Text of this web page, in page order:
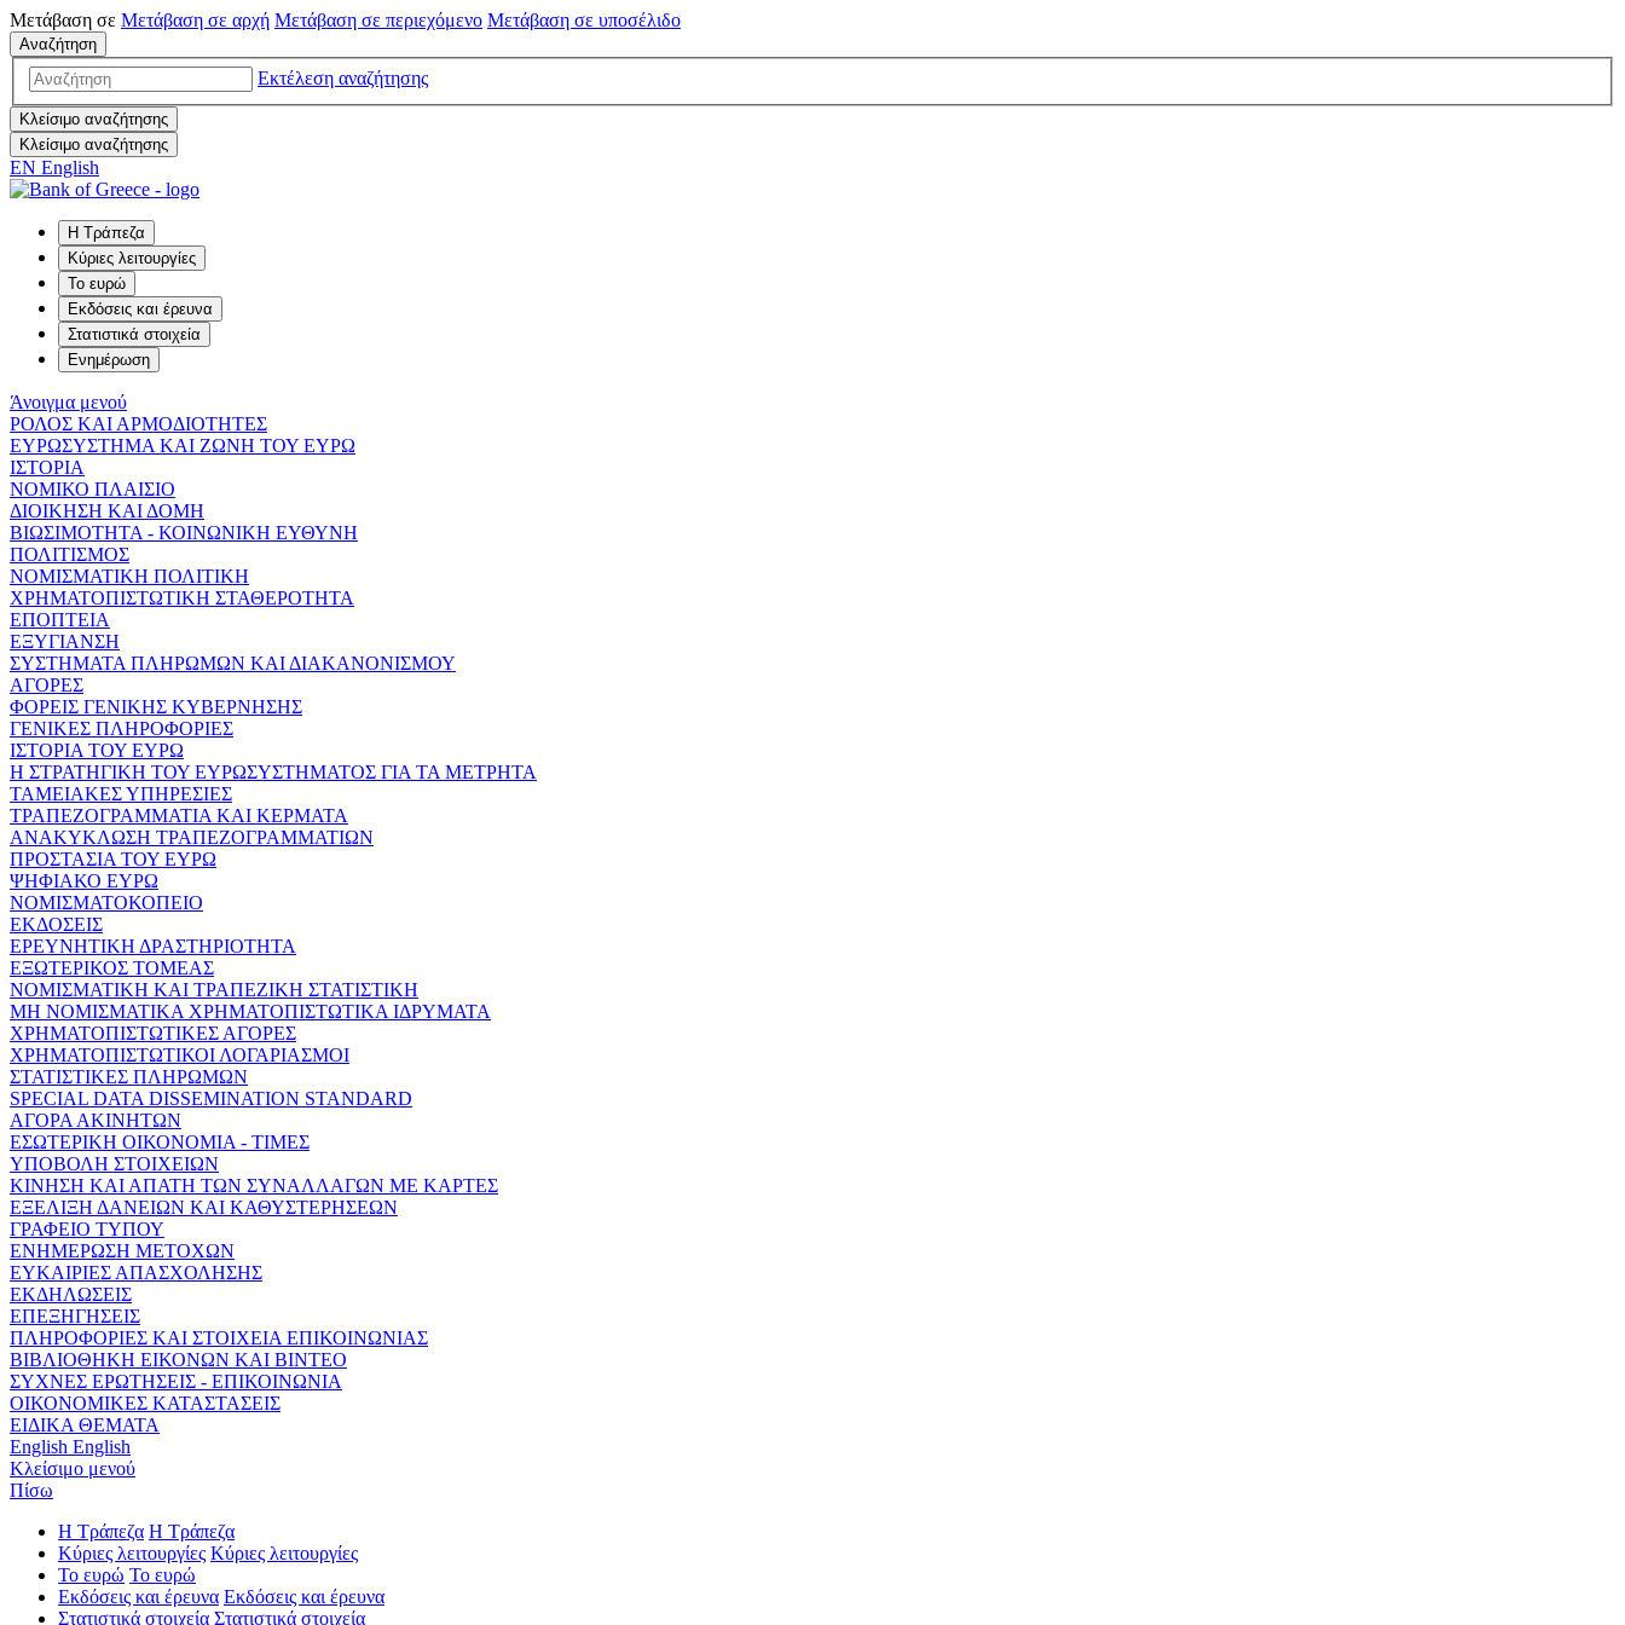
Μετάβαση σε Μετάβαση σε αρχή Μετάβαση σε περιεχόμενο Μετάβαση σε υποσέλιδο
Αναζήτηση
Εκτέλεση αναζήτησης
Κλείσιμο αναζήτησης
Κλείσιμο αναζήτησης
EN English
Η Τράπεζα
Κύριες λειτουργίες
Το ευρώ
Εκδόσεις και έρευνα
Στατιστικά στοιχεία
Ενημέρωση
Άνοιγμα μενού
ΡΟΛΟΣ ΚΑΙ ΑΡΜΟΔΙΟΤΗΤΕΣ
ΕΥΡΩΣΥΣΤΗΜΑ ΚΑΙ ΖΩΝΗ ΤΟΥ ΕΥΡΩ
ΙΣΤΟΡΙΑ
ΝΟΜΙΚΟ ΠΛΑΙΣΙΟ
ΔΙΟΙΚΗΣΗ ΚΑΙ ΔΟΜΗ
ΒΙΩΣΙΜΟΤΗΤΑ - ΚΟΙΝΩΝΙΚΗ ΕΥΘΥΝΗ
ΠΟΛΙΤΙΣΜΟΣ
ΝΟΜΙΣΜΑΤΙΚΗ ΠΟΛΙΤΙΚΗ
ΧΡΗΜΑΤΟΠΙΣΤΩΤΙΚΗ ΣΤΑΘΕΡΟΤΗΤΑ
ΕΠΟΠΤΕΙΑ
ΕΞΥΓΙΑΝΣΗ
ΣΥΣΤΗΜΑΤΑ ΠΛΗΡΩΜΩΝ ΚΑΙ ΔΙΑΚΑΝΟΝΙΣΜΟΥ
ΑΓΟΡΕΣ
ΦΟΡΕΙΣ ΓΕΝΙΚΗΣ ΚΥΒΕΡΝΗΣΗΣ
ΓΕΝΙΚΕΣ ΠΛΗΡΟΦΟΡΙΕΣ
ΙΣΤΟΡΙΑ ΤΟΥ ΕΥΡΩ
Η ΣΤΡΑΤΗΓΙΚΗ ΤΟΥ ΕΥΡΩΣΥΣΤΗΜΑΤΟΣ ΓΙΑ ΤΑ ΜΕΤΡΗΤΑ
ΤΑΜΕΙΑΚΕΣ ΥΠΗΡΕΣΙΕΣ
ΤΡΑΠΕΖΟΓΡΑΜΜΑΤΙΑ ΚΑΙ ΚΕΡΜΑΤΑ
ΑΝΑΚΥΚΛΩΣΗ ΤΡΑΠΕΖΟΓΡΑΜΜΑΤΙΩΝ
ΠΡΟΣΤΑΣΙΑ ΤΟΥ ΕΥΡΩ
ΨΗΦΙΑΚΟ ΕΥΡΩ
ΝΟΜΙΣΜΑΤΟΚΟΠΕΙΟ
ΕΚΔΟΣΕΙΣ
ΕΡΕΥΝΗΤΙΚΗ ΔΡΑΣΤΗΡΙΟΤΗΤΑ
ΕΞΩΤΕΡΙΚΟΣ ΤΟΜΕΑΣ
ΝΟΜΙΣΜΑΤΙΚΗ ΚΑΙ ΤΡΑΠΕΖΙΚΗ ΣΤΑΤΙΣΤΙΚΗ
ΜΗ ΝΟΜΙΣΜΑΤΙΚΑ ΧΡΗΜΑΤΟΠΙΣΤΩΤΙΚΑ ΙΔΡΥΜΑΤΑ
ΧΡΗΜΑΤΟΠΙΣΤΩΤΙΚΕΣ ΑΓΟΡΕΣ
ΧΡΗΜΑΤΟΠΙΣΤΩΤΙΚΟΙ ΛΟΓΑΡΙΑΣΜΟΙ
ΣΤΑΤΙΣΤΙΚΕΣ ΠΛΗΡΩΜΩΝ
SPECIAL DATA DISSEMINATION STANDARD
ΑΓΟΡΑ ΑΚΙΝΗΤΩΝ
ΕΣΩΤΕΡΙΚΗ ΟΙΚΟΝΟΜΙΑ - ΤΙΜΕΣ
ΥΠΟΒΟΛΗ ΣΤΟΙΧΕΙΩΝ
ΚΙΝΗΣΗ ΚΑΙ ΑΠΑΤΗ ΤΩΝ ΣΥΝΑΛΛΑΓΩΝ ΜΕ ΚΑΡΤΕΣ
ΕΞΕΛΙΞΗ ΔΑΝΕΙΩΝ ΚΑΙ ΚΑΘΥΣΤΕΡΗΣΕΩΝ
ΓΡΑΦΕΙΟ ΤΥΠΟΥ
ΕΝΗΜΕΡΩΣΗ ΜΕΤΟΧΩΝ
ΕΥΚΑΙΡΙΕΣ ΑΠΑΣΧΟΛΗΣΗΣ
ΕΚΔΗΛΩΣΕΙΣ
ΕΠΕΞΗΓΗΣΕΙΣ
ΠΛΗΡΟΦΟΡΙΕΣ ΚΑΙ ΣΤΟΙΧΕΙΑ ΕΠΙΚΟΙΝΩΝΙΑΣ
ΒΙΒΛΙΟΘΗΚΗ ΕΙΚΟΝΩΝ ΚΑΙ ΒΙΝΤΕΟ
ΣΥΧΝΕΣ ΕΡΩΤΗΣΕΙΣ - ΕΠΙΚΟΙΝΩΝΙΑ
ΟΙΚΟΝΟΜΙΚΕΣ ΚΑΤΑΣΤΑΣΕΙΣ
ΕΙΔΙΚΑ ΘΕΜΑΤΑ
English English
Κλείσιμο μενού
Πίσω
Η Τράπεζα Η Τράπεζα
Κύριες λειτουργίες Κύριες λειτουργίες
Το ευρώ Το ευρώ
Εκδόσεις και έρευνα Εκδόσεις και έρευνα
Στατιστικά στοιχεία Στατιστικά στοιχεία